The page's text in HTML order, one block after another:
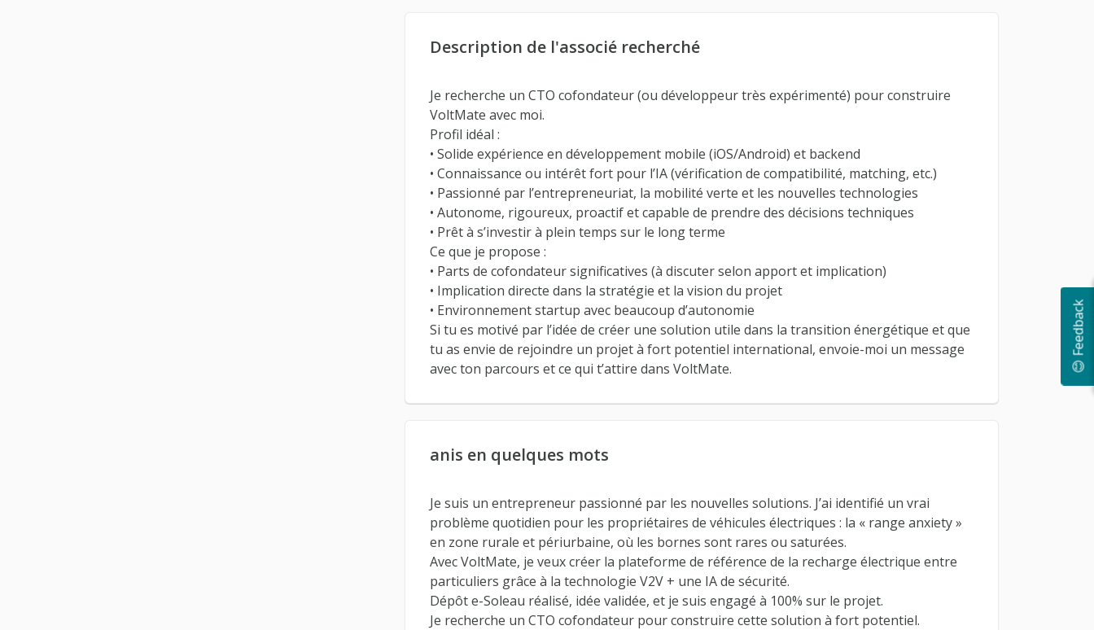
Description de l'associé recherché
Je recherche un CTO cofondateur (ou développeur très expérimenté) pour construire
VoltMate avec moi.
Profil idéal :
• Solide expérience en développement mobile (iOS/Android) et backend
• Connaissance ou intérêt fort pour l’IA (vérification de compatibilité, matching, etc.)
• Passionné par l’entrepreneuriat, la mobilité verte et les nouvelles technologies
• Autonome, rigoureux, proactif et capable de prendre des décisions techniques
• Prêt à s’investir à plein temps sur le long terme
Ce que je propose :
• Parts de cofondateur significatives (à discuter selon apport et implication)
• Implication directe dans la stratégie et la vision du projet
• Environnement startup avec beaucoup d’autonomie
Si tu es motivé par l’idée de créer une solution utile dans la transition énergétique et que
tu as envie de rejoindre un projet à fort potentiel international, envoie-moi un message
avec ton parcours et ce qui t’attire dans VoltMate.
anis en quelques mots
Je suis un entrepreneur passionné par les nouvelles solutions. J’ai identifié un vrai
problème quotidien pour les propriétaires de véhicules électriques : la « range anxiety »
en zone rurale et périurbaine, où les bornes sont rares ou saturées.
Avec VoltMate, je veux créer la plateforme de référence de la recharge électrique entre
particuliers grâce à la technologie V2V + une IA de sécurité.
Dépôt e-Soleau réalisé, idée validée, et je suis engagé à 100% sur le projet.
Je recherche un CTO cofondateur pour construire cette solution à fort potentiel.
😊 Feedback